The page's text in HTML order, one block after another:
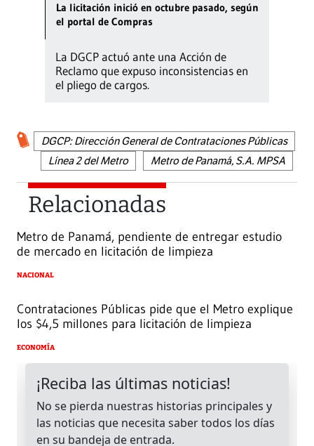
La licitación inició en octubre pasado, según
el portal de Compras
La DGCP actuó ante una Acción de
Reclamo que expuso inconsistencias en
el pliego de cargos.
DGCP: Dirección General de Contrataciones Públicas
Línea 2 del Metro
Metro de Panamá, S.A. MPSA
Relacionadas
Metro de Panamá, pendiente de entregar estudio
de mercado en licitación de limpieza
NACIONAL
Contrataciones Públicas pide que el Metro explique
los $4,5 millones para licitación de limpieza
ECONOMÍA